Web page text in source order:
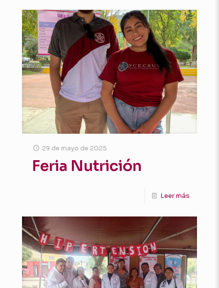
29 de mayo de 2025
Feria Nutrición
Leer más